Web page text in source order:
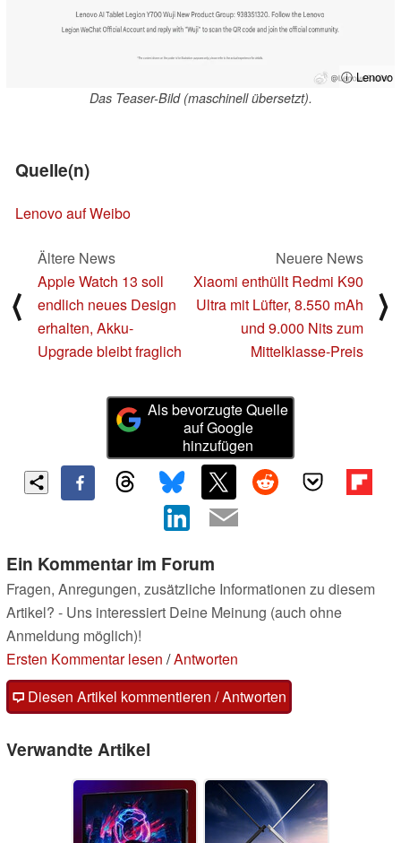
ⓘ Lenovo
Das Teaser-Bild (maschinell übersetzt).
Quelle(n)
Lenovo auf Weibo
⟨
Ältere News
Apple Watch 13 soll
endlich neues Design
erhalten, Akku-
Upgrade bleibt fraglich
Neuere News
Xiaomi enthüllt Redmi K90
Ultra mit Lüfter, 8.550 mAh
und 9.000 Nits zum
Mittelklasse-Preis
⟩
Als bevorzugte Quelle
auf Google
hinzufügen
Ein Kommentar im Forum
Fragen, Anregungen, zusätzliche Informationen zu diesem
Artikel? - Uns interessiert Deine Meinung (auch ohne
Anmeldung möglich)!
Ersten Kommentar lesen /Antworten
Diesen Artikel kommentieren / Antworten
Verwandte Artikel